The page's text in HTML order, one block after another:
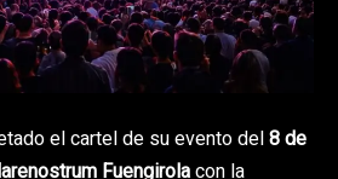
el cartel de su evento del8 de